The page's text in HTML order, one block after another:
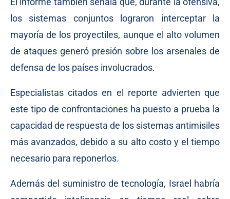
los sistemas conjuntos lograron interceptar la
mayoría de los proyectiles, aunque el alto volumen
de ataques generó presión sobre los arsenales de
defensa de los países involucrados.
Especialistas citados en el reporte advierten que
este tipo de confrontaciones ha puesto a prueba la
capacidad de respuesta de los sistemas antimisiles
más avanzados, debido a su alto costo y el tiempo
necesario para reponerlos.
Además del suministro de tecnología, Israel habría